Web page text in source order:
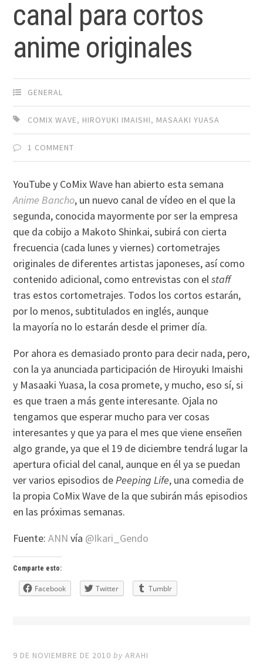
canal para cortos
anime originales
GENERAL
COMIX WAVE, HIROYUKI IMAISHI, MASAAKI YUASA
1 COMMENT
YouTube y CoMix Wave han abierto esta semana
Anime Bancho, un nuevo canal de vídeo en el que la
segunda, conocida mayormente por ser la empresa
que da cobijo a Makoto Shinkai, subirá con cierta
frecuencia (cada lunes y viernes) cortometrajes
originales de diferentes artistas japoneses, así como
contenido adicional, como entrevistas con elstaff
tras estos cortometrajes. Todos los cortos estarán,
por lo menos, subtitulados en inglés, aunque
la mayoría no lo estarán desde el primer día.
Por ahora es demasiado pronto para decir nada, pero,
con la ya anunciada participación de Hiroyuki Imaishi
y Masaaki Yuasa, la cosa promete, y mucho, eso sí, si
es que traen a más gente interesante. Ojala no
tengamos que esperar mucho para ver cosas
interesantes y que ya para el mes que viene enseñen
algo grande, ya que el 19 de diciembre tendrá lugar la
apertura oficial del canal, aunque en él ya se puedan
ver varios episodios dePeeping Life, una comedia de
la propia CoMix Wave de la que subirán más episodios
en las próximas semanas.
Fuente:ANN vía @Ikari_Gendo
Comparte esto:
Facebook Twitter Tumblr
9 DE NOVIEMBRE DE 2010 byARAHI